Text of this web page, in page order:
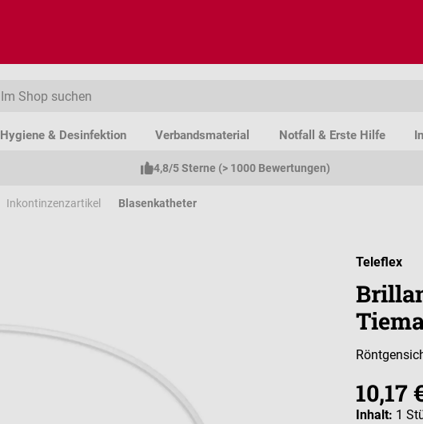
Hygiene & Desinfektion Verbandsmaterial Notfall & Erste Hilfe
4,8/5 Sterne (> 1000 Bewertungen)
Inkontinzenzartikel Blasenkatheter
Teleflex
10,17
Inhalt: 1